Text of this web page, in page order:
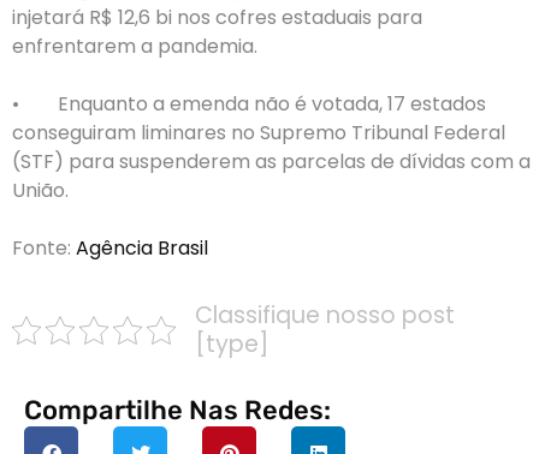
injetará R$ 12,6 bi nos cofres estaduais para
enfrentarem a pandemia.
• Enquanto a emenda não é votada, 17 estados
conseguiram liminares no Supremo Tribunal Federal
(STF) para suspenderem as parcelas de dívidas com a
União.
Fonte: Agência Brasil
Classifique nosso post
[type]
Compartilhe Nas Redes: